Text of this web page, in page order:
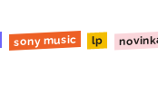
sony music lp